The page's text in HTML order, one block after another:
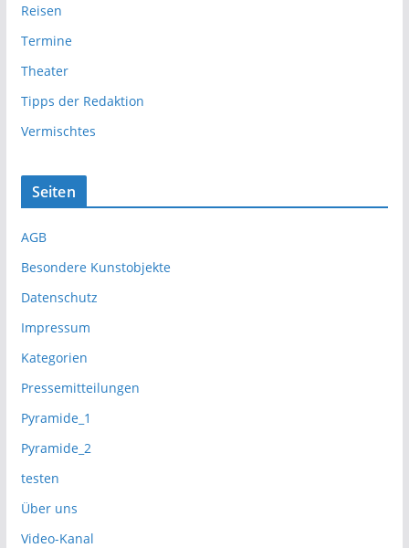
Reisen
Termine
Theater
Tipps der Redaktion
Vermischtes
Seiten
AGB
Besondere Kunstobjekte
Datenschutz
Impressum
Kategorien
Pressemitteilungen
Pyramide_1
Pyramide_2
testen
Über uns
Video-Kanal